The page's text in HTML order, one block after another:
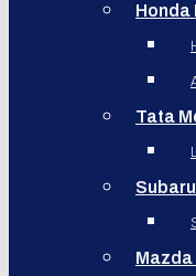
Honda
Tata